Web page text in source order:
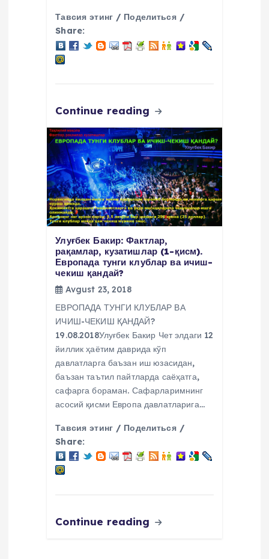
Тавсия этинг / Поделиться /
Share:
Continue reading
Улуғбек Бакир: Фактлар,
рақамлар, кузатишлар (1-қисм).
Европада тунги клублар ва ичиш-
чекиш қандай?
Avgust 23, 2018
ЕВРОПАДА ТУНГИ КЛУБЛАР ВА
ИЧИШ-ЧЕКИШ ҚАНДАЙ?
19.08.2018Улуғбек Бакир Чет элдаги 12
йиллик ҳаётим даврида кўп
давлатларга баъзан иш юзасидан,
баъзан таътил пайтларда саёҳатга,
сафарга бораман. Сафарларимнинг
асосий қисми Европа давлатларига…
Тавсия этинг / Поделиться /
Share:
Continue reading